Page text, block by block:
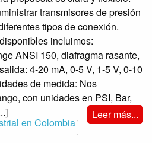
transmisores de presión
tipos de conexión.
incluimos:
ANSI 150, diafragma rasante,
4-20 mA, 0-5 V, 1-5 V, 0-10
de medida: Nos
con unidades en PSI, Bar,
Leer más...